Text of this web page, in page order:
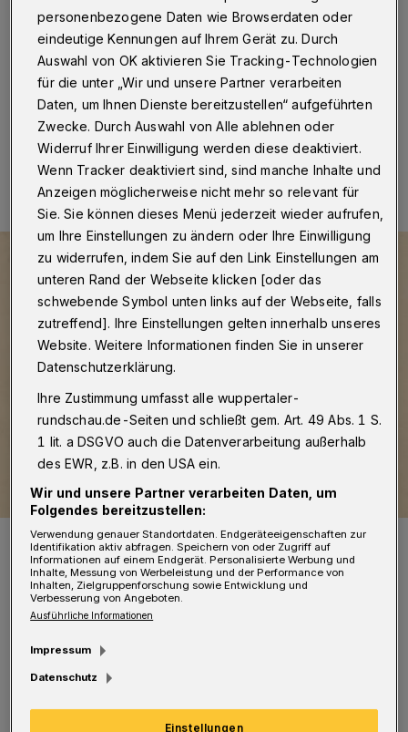
als Städtisches Museum Elberfeld. Mittlerweile gehört
das Museum, das seit 1961 den Namen seiner Stifter
trägt, mit seiner berühmten Sammlung zu den großen,
international renommierten Kunstmuseen.
17.10.2022 , 09:00 Uhr Eine Minute Lesezeit
Das alte Elberfelder Rathaus, in dem längst das Von der Heydt-
Museum zu Hause ist.
Foto: Archiv VDHM
M useumsdirektor Roland Mönig: „Wir
freuen uns sehr über diesen runden
personenbezogene Daten wie Browserdaten oder
eindeutige Kennungen auf Ihrem Gerät zu. Durch
Auswahl von OK aktivieren Sie Tracking-Technologien
für die unter „Wir und unsere Partner verarbeiten
Daten, um Ihnen Dienste bereitzustellen“ aufgeführten
Zwecke. Durch Auswahl von Alle ablehnen oder
Widerruf Ihrer Einwilligung werden diese deaktiviert.
Wenn Tracker deaktiviert sind, sind manche Inhalte und
Anzeigen möglicherweise nicht mehr so relevant für
Sie. Sie können dieses Menü jederzeit wieder aufrufen,
um Ihre Einstellungen zu ändern oder Ihre Einwilligung
zu widerrufen, indem Sie auf den Link Einstellungen am
unteren Rand der Webseite klicken [oder das
schwebende Symbol unten links auf der Webseite, falls
zutreffend]. Ihre Einstellungen gelten innerhalb unseres
Website. Weitere Informationen finden Sie in unserer
Datenschutzerklärung.
Ihre Zustimmung umfasst alle wuppertaler-
rundschau.de-Seiten und schließt gem. Art. 49 Abs. 1 S.
1 lit. a DSGVO auch die Datenverarbeitung außerhalb
des EWR, z.B. in den USA ein.
Wir und unsere Partner verarbeiten Daten, um
Folgendes bereitzustellen:
Verwendung genauer Standortdaten. Endgeräteeigenschaften zur
Identifikation aktiv abfragen. Speichern von oder Zugriff auf
Informationen auf einem Endgerät. Personalisierte Werbung und
Inhalte, Messung von Werbeleistung und der Performance von
Inhalten, Zielgruppenforschung sowie Entwicklung und
Verbesserung von Angeboten.
Ausführliche Informationen
Impressum
Datenschutz
Einstellungen